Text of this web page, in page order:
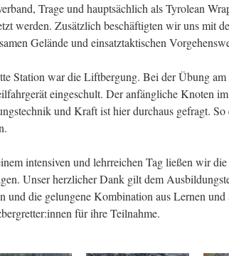
Trage und hauptsächlich als Tyrolean
werden. Zusätzlich beschäftigten wir uns mit
Gelände und einsatztaktischen
Station war die Liftbergung. Bei der Übung
eingeschult. Der anfängliche Knoten
und Kraft ist hier durchaus gefragt.
intensiven und lehrreichen Tag ließen wir
Unser herzlicher Dank gilt dem
und die gelungene Kombination aus Lernen
für ihre Teilnahme.